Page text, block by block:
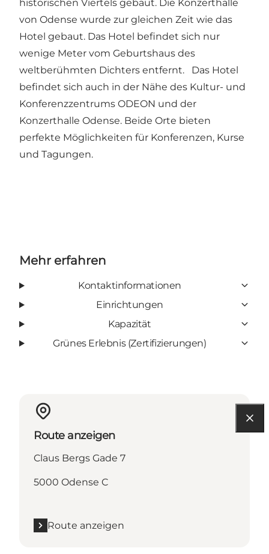
historischen Viertels gebaut. Die Konzerthalle
von Odense wurde zur gleichen Zeit wie das
Hotel gebaut. Das Hotel befindet sich nur
wenige Meter vom Geburtshaus des
weltberühmten Dichters entfernt. Das Hotel
befindet sich auch in der Nähe des Kultur- und
Konferenzzentrums ODEON und der
Konzerthalle Odense. Beide Orte bieten
perfekte Möglichkeiten für Konferenzen, Kurse
und Tagungen.
Mehr erfahren
Kontaktinformationen
Einrichtungen
Kapazität
Grünes Erlebnis (Zertifizierungen)
Route anzeigen
Claus Bergs Gade 7
5000 Odense C
Route anzeigen